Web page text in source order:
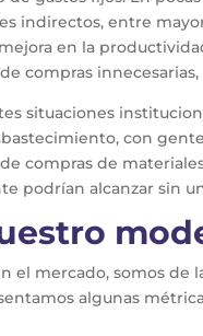
indirectos, entre
en la
compras
situaciones
con
compras de
podrían alcanzar sin
el mercado, somos de
algunas